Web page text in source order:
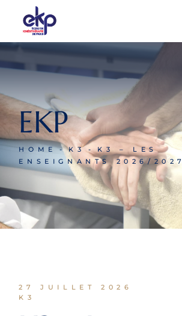
EKP
HOME K3
K3 – LES
ENSEIGNANTS 2026/2027
27 JUILLET 2026
K3